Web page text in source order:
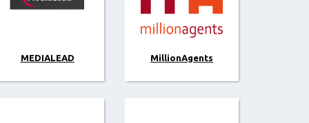
MEDIALEAD MillionAgents